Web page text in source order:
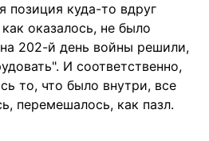
позиция куда-то вдруг
оказалось, не было
202-й день войны решили,
И соответственно,
то, что было внутри, все
перемешалось, как пазл.